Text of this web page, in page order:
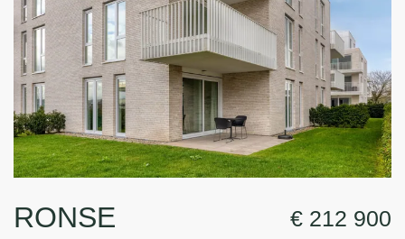
RONSE € 212 900